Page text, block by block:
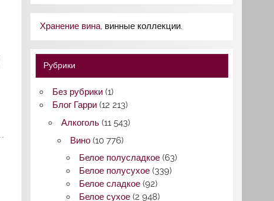
Хранение вина, винные коллекции.
Рубрики
Без рубрики(1)
Блог Гарри(12 213)
Алкоголь (11 543)
Вино (10 776)
Белое полусладкое (63)
Белое полусухое (339)
Белое сладкое (92)
Белое сухое (2 948)